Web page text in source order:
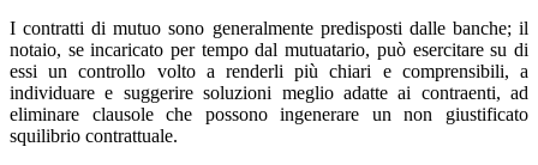
I contratti di mutuo sono generalmente predisposti dalle banche; il
notaio, se incaricato per tempo dal mutuatario, può esercitare su di
essi un controllo volto a renderli più chiari e comprensibili, a
individuare e suggerire soluzioni meglio adatte ai contraenti, ad
eliminare clausole che possono ingenerare un non giustificato
squilibrio contrattuale.